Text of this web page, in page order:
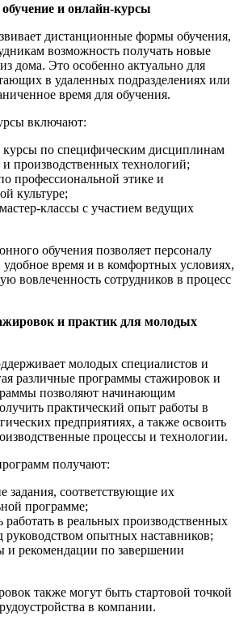
и онлайн-курсы
дистанционные формы обучения,
возможность получать новые
дома. Это особенно актуально для
в удаленных подразделениях или
время для обучения.
включают:
по специфическим дисциплинам
производственных технологий;
профессиональной этике и
культуре;
классы с участием ведущих
обучения позволяет персоналу
время и в комфортных условиях,
вовлеченность сотрудников в процесс
и практик для молодых
молодых специалистов и
различные программы стажировок и
позволяют начинающим
практический опыт работы в
предприятиях, а также освоить
процессы и технологии.
получают:
задания, соответствующие их
программе;
в реальных производственных
руководством опытных наставников;
и рекомендации по завершении
также могут быть стартовой точкой
в компании.